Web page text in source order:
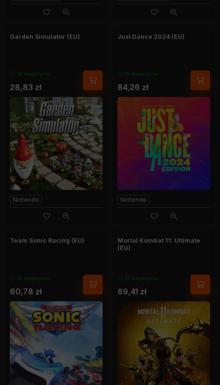
Garden Simulator (EU)
W magazynie
28,83 zł
Nintendo
Just Dance 2024 (EU)
W magazynie
84,26 zł
Nintendo
Team Sonic Racing (EU)
W magazynie
60,78 zł
Mortal Kombat 11: Ultimate
(EU)
W magazynie
89,41 zł